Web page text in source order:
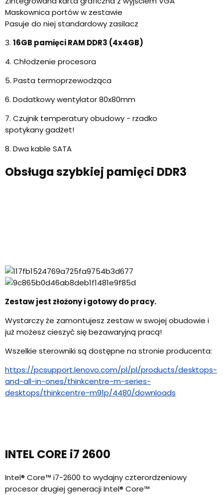
Maskownica portów w zestawie
Pasuje do niej standardowy zasilacz
3. 16GB pamięci RAM DDR3 (4x4GB)
4. Chłodzenie procesora
5. Pasta termoprzewodząca
6. Dodatkowy wentylator 80x80mm
7. Czujnik temperatury obudowy - rzadko
spotykany gadżet!
8. Dwa kable SATA
Obsługa szybkiej pamięci DDR3
Zestaw jest złożony i gotowy do pracy.
Wystarczy że zamontujesz zestaw w swojej obudowie i
już możesz cieszyć się bezawaryjną pracą!
Wszelkie sterowniki są dostępne na stronie producenta:
https://pcsupport.lenovo.com/pl/pl/products/desktops-
and-all-in-ones/thinkcentre-m-series-
desktops/thinkcentre-m91p/4480/downloads
INTEL CORE i7 2600
Intel® Core™ i7-2600 to wydajny czterordzeniowy
procesor drugiej generacji Intel® Core™